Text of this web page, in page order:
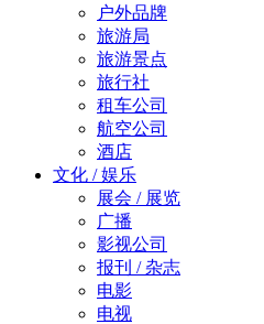
户外品牌
旅游局
旅游景点
旅行社
租车公司
航空公司
酒店
文化 / 娱乐
展会 / 展览
广播
影视公司
报刊 / 杂志
电影
电视